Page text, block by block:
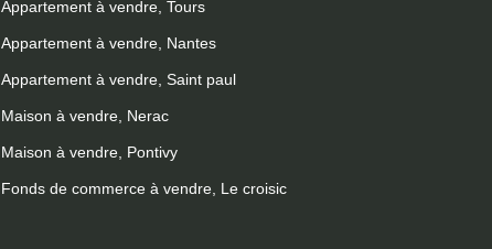
Appartement à vendre, Tours
Appartement à vendre, Nantes
Appartement à vendre, Saint paul
Maison à vendre, Nerac
Maison à vendre, Pontivy
Fonds de commerce à vendre, Le croisic